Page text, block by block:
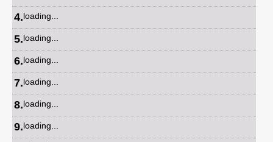
4.loading...
5.loading...
6.loading...
7.loading...
8.loading...
9.loading...